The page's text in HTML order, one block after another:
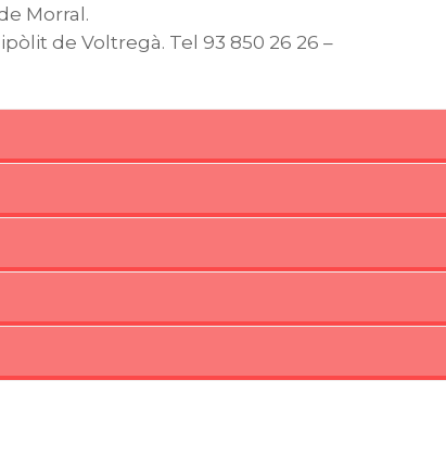
Morral.
de Voltregà. Tel 93 850 26 26 –